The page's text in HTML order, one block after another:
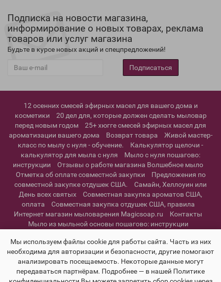
Подписка на новости магазина,
информирование о новых товарах, реклама
товаров или услуг магазина
Будьте в курсе новых акций и спецпредложений!
Подписаться
12 осенних смесей эфирных масел для вашего дома и
косметики
20 дел для, которые должен сделать мыловар
перед новым годом
25+ хюгге смесей эфирных масел для
ароматизации вашего дома
Возврат товара
Живой мастер-
класс по мылу с нуля - обучение.
Калькулятор щелочи -
калькулятор для мыла с нуля
Мыло с нуля пошагово:
инструкции
Отзывы о работе магазина Волшебное мыло
Отметка об оплате совместной закупки
Предложения по
совместной закупке отдушек США.
Самайн, Хеллоуин или
День всех святых
Совместная закупка ароматов США,
оплата
Совместная закупка отдушек США, правила
Интернет магазин мыловарения Magicsoap.ru
Контакты
Мыло из мыльной основы пошагово: инструкции
пользовательское соглашение
Мы используем файлы cookie для работы сайта. Часть из них
необходима для авторизации и безопасности, другие помогают
анализировать посещаемость. Некоторые данные могут
передаваться партнёрам. Подробнее — в нашей Политике